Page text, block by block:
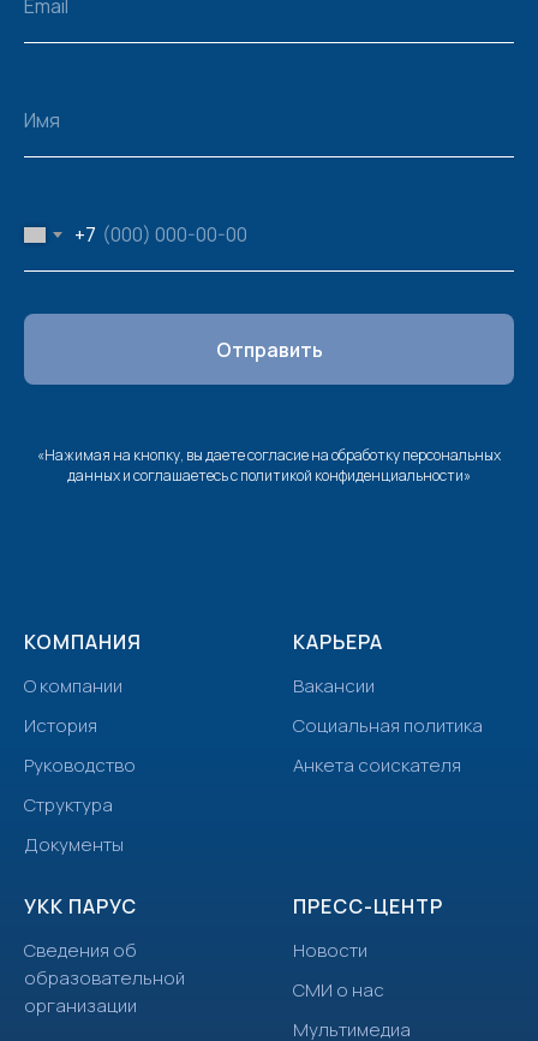
+7
Отправить
«Нажимая на кнопку, вы даетесогласиена обработку персональных
данных и соглашаетесь c политикой конфиденциальности»
КОМПАНИЯ
О компании
История
Руководство
Структура
Документы
КАРЬЕРА
Вакансии
Социальная политика
Анкета соискателя
УКК ПАРУС
Сведения об
образовательной
организации
ПРЕСС-ЦЕНТР
Новости
СМИ о нас
Мультимедиа